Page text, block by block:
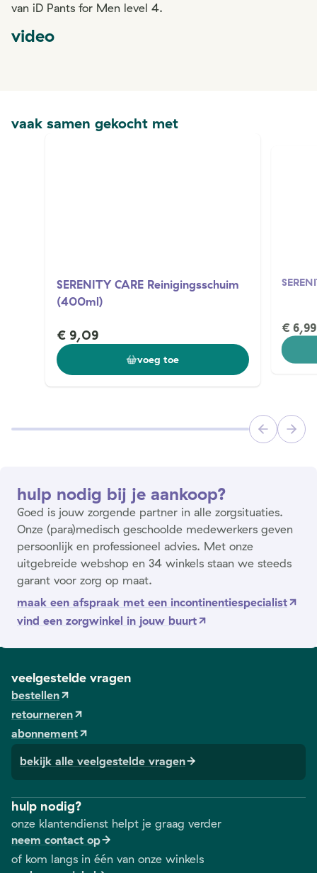
van iD Pants for Men level 4.
video
vaak samen gekocht met
SERENITY CARE Reinigingsschuim
(400ml)
€ 9,09
voeg toe
€ 6,99
hulp nodig bij je aankoop?
Goed is jouw zorgende partner in alle zorgsituaties.
Onze (para)medisch geschoolde medewerkers geven
persoonlijk en professioneel advies. Met onze
uitgebreide webshop en 34 winkels staan we steeds
garant voor zorg op maat.
maak een afspraak met een incontinentiespecialist
vind een zorgwinkel in jouw buurt
veelgestelde vragen
bestellen
retourneren
abonnement
bekijk alle veelgestelde vragen
hulp nodig?
onze klantendienst helpt je graag verder
neem contact op
of kom langs in één van onze winkels